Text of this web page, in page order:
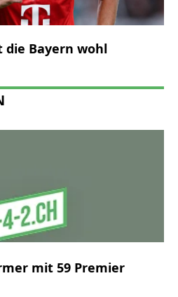
die Bayern wohl
mit 59 Premier